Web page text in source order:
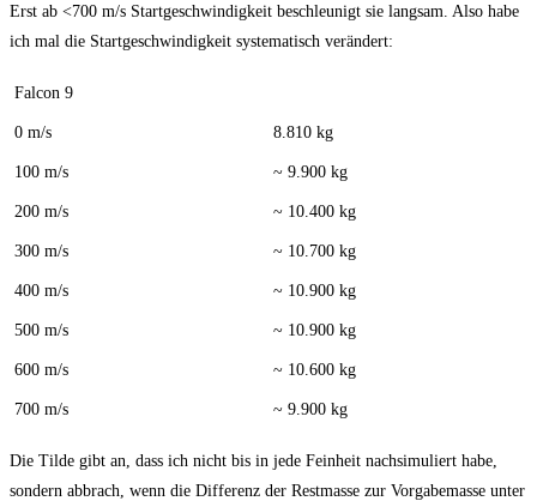
Erst ab <700 m/s Startgeschwindigkeit beschleunigt sie langsam. Also habe
ich mal die Startgeschwindigkeit systematisch verändert:
Falcon 9
0 m/s 8.810 kg
100 m/s ~ 9.900 kg
200 m/s ~ 10.400 kg
300 m/s ~ 10.700 kg
400 m/s ~ 10.900 kg
500 m/s ~ 10.900 kg
600 m/s ~ 10.600 kg
700 m/s ~ 9.900 kg
Die Tilde gibt an, dass ich nicht bis in jede Feinheit nachsimuliert habe,
sondern abbrach, wenn die Differenz der Restmasse zur Vorgabemasse unter